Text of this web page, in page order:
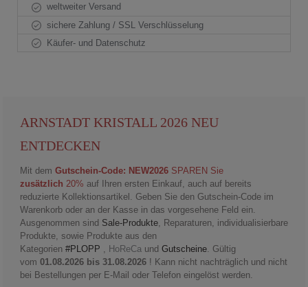
weltweiter Versand
sichere Zahlung / SSL Verschlüsselung
Käufer- und Datenschutz
ARNSTADT KRISTALL 2026 NEU
ENTDECKEN
Mit dem Gutschein-Code: NEW2026 SPAREN Sie
zusätzlich 20% auf Ihren ersten Einkauf, auch auf bereits
reduzierte Kollektionsartikel. Geben Sie den Gutschein-Code im
Warenkorb oder an der Kasse in das vorgesehene Feld ein.
Ausgenommen sind Sale-Produkte, Reparaturen, individualisierbare
Produkte, sowie Produkte aus den
Kategorien #PLOPP , HoReCa und Gutscheine. Gültig
vom 01.08.2026 bis 31.08.2026 ! Kann nicht nachträglich und nicht
bei Bestellungen per E-Mail oder Telefon eingelöst werden.